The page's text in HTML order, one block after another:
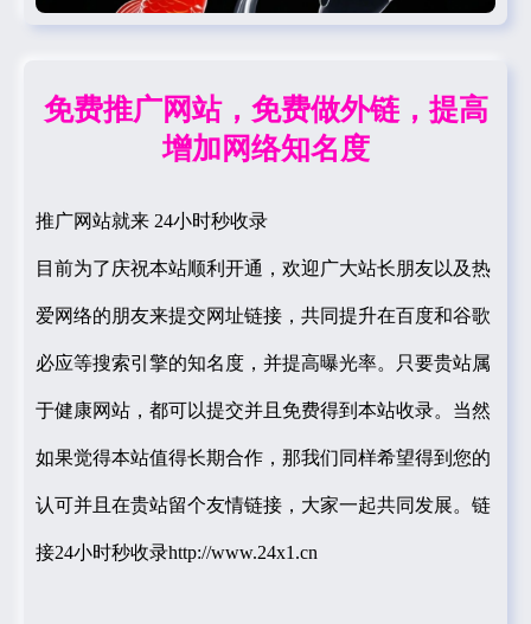
免费推广网站，免费做外链，提高
增加网络知名度
推广网站就来 24小时秒收录
目前为了庆祝本站顺利开通，欢迎广大站长朋友以及热
爱网络的朋友来提交网址链接，共同提升在百度和谷歌
必应等搜索引擎的知名度，并提高曝光率。只要贵站属
于健康网站，都可以提交并且免费得到本站收录。当然
如果觉得本站值得长期合作，那我们同样希望得到您的
认可并且在贵站留个友情链接，大家一起共同发展。链
接24小时秒收录http://www.24x1.cn